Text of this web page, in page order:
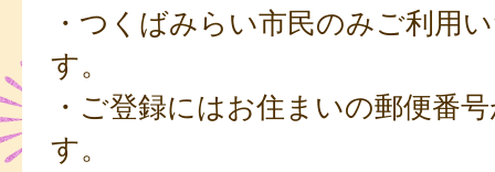
・つくばみらい市民のみご利用
す。
・ご登録にはお住まいの郵便番
す。